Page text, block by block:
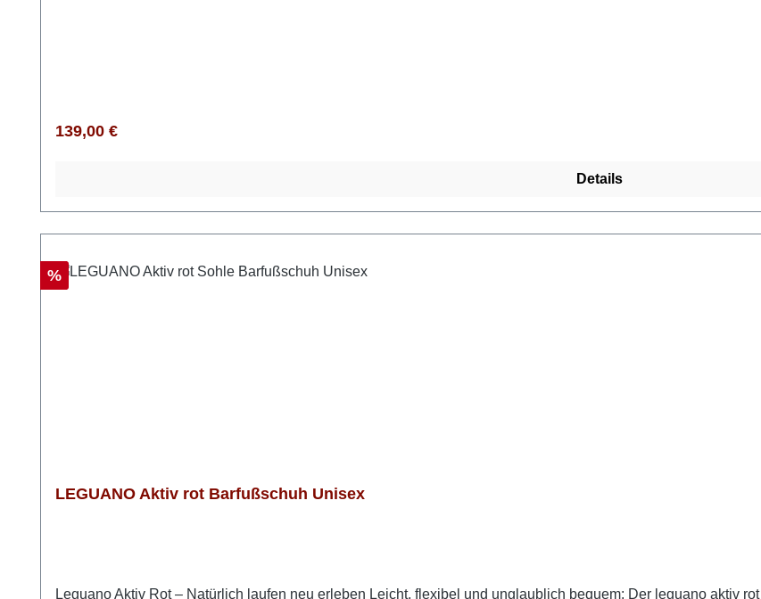
Regulärer Preis:
139,00 €
Details
Rabatt
%
LEGUANO Aktiv rot Barfußschuh Unisex
Leguano Aktiv Rot – Natürlich laufen neu erleben Leicht, flexibel und unglaublich bequem: Der leguano aktiv